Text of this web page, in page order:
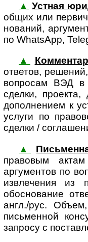
▲ Устная
об­щих или
но­ва­ний,
по WhatsApp,
▲
ответов,
во­п­ро­сам ВЭД в
сделки,
дополнением к
услуги по
сделки /
▲
пра­во­вым
аргументов по
извлечения из
обоснование
англ./рус.
письменной
запросу с